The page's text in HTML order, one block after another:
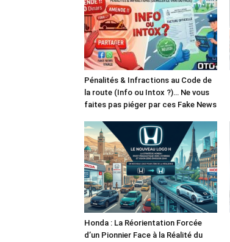
Pénalités & Infractions au Code de
la route (Info ou Intox ?)… Ne vous
faites pas piéger par ces Fake News
Honda : La Réorientation Forcée
d’un Pionnier Face à la Réalité du